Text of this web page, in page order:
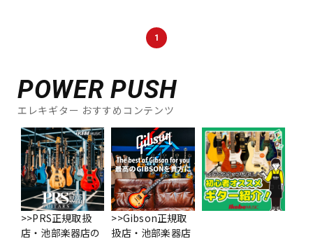
中古
1
POWER PUSH
エレキギター おすすめコンテンツ
>>PRS正規取扱
店・池部楽器店の
>>Gibson正規取
扱店・池部楽器店